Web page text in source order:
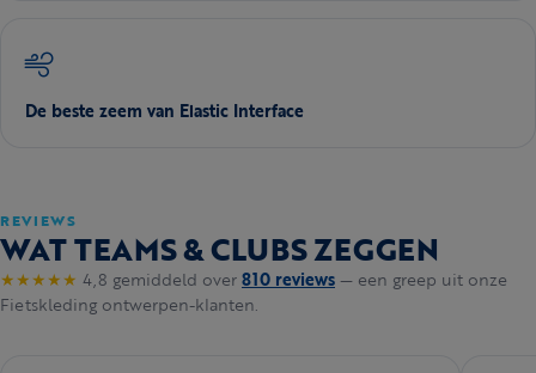
De beste zeem van Elastic Interface
REVIEWS
WAT TEAMS & CLUBS ZEGGEN
★★★★★ 4,8 gemiddeld over810 reviews— een greep uit onze
Fietskleding ontwerpen-klanten.